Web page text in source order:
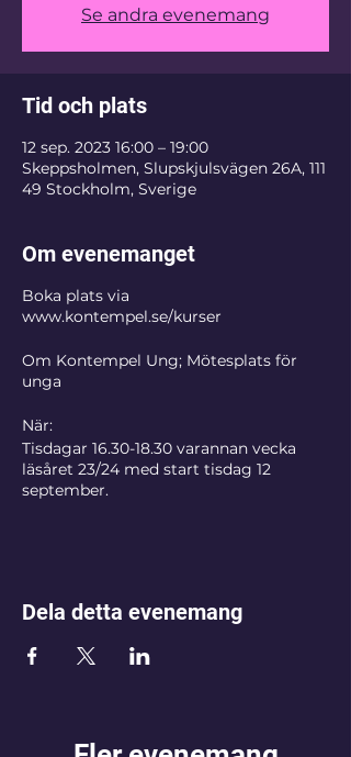
Se andra evenemang
Tid och plats
12 sep. 2023 16:00 – 19:00
Skeppsholmen, Slupskjulsvägen 26A, 111
49 Stockholm, Sverige
Om evenemanget
Boka plats via
www.kontempel.se/kurser
Om Kontempel Ung; Mötesplats för
unga
När:
Tisdagar 16.30-18.30 varannan vecka
läsåret 23/24 med start tisdag 12
september.
bana Kungsträdgården, buss till
Moderna Museet eller båt från Slussen.
Hur:
och bidra som ledare i Livsstegen Ung
Dela detta evenemang